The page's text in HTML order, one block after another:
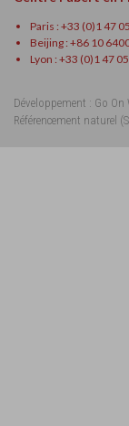
Paris : +33 (0)1 47
Beijing : +86 10
Lyon : +33 (0)1 47
Développement : Go On
Référencement naturel